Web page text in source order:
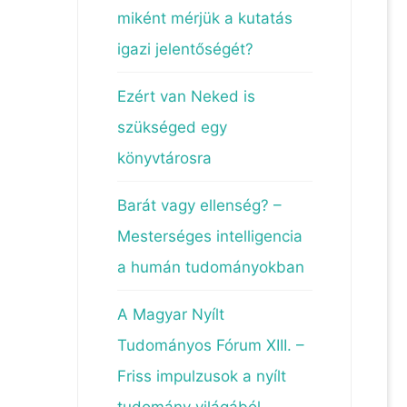
miként mérjük a kutatás
igazi jelentőségét?
Ezért van Neked is
szükséged egy
könyvtárosra
Barát vagy ellenség? –
Mesterséges intelligencia
a humán tudományokban
A Magyar Nyílt
Tudományos Fórum XIII. –
Friss impulzusok a nyílt